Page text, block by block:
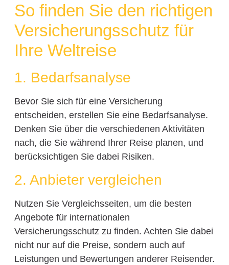
So finden Sie den richtigen
Versicherungsschutz für
Ihre Weltreise
1. Bedarfsanalyse
Bevor Sie sich für eine Versicherung
entscheiden, erstellen Sie eine Bedarfsanalyse.
Denken Sie über die verschiedenen Aktivitäten
nach, die Sie während Ihrer Reise planen, und
berücksichtigen Sie dabei Risiken.
2. Anbieter vergleichen
Nutzen Sie Vergleichsseiten, um die besten
Angebote für internationalen
Versicherungsschutz zu finden. Achten Sie dabei
nicht nur auf die Preise, sondern auch auf
Leistungen und Bewertungen anderer Reisender.